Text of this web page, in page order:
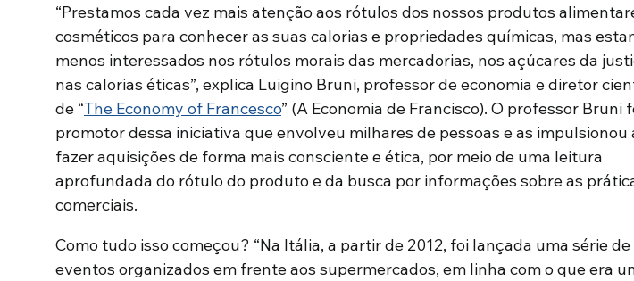
“Prestamos cada vez mais atenção aos rótulos dos nossos produtos
cosméticos para conhecer as suas calorias e propriedades químicas, mas
menos interessados ​​nos rótulos morais das mercadorias, nos açúcares da
nas calorias éticas”, explica Luigino Bruni, professor de economia e diretor
de “The Economy of Francesco” (A Economia de Francisco). O professor Bruni
promotor dessa iniciativa que envolveu milhares de pessoas e as impulsionou
fazer aquisições de forma mais consciente e ética, por meio de uma leitura
aprofundada do rótulo do produto e da busca por informações sobre as
comerciais.
Como tudo isso começou? “Na Itália, a partir de 2012, foi lançada uma série de
eventos organizados em frente aos supermercados, em linha com o que era